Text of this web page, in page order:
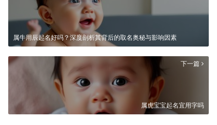
属牛用辰起名好吗？深度剖析其背后的取名奥秘与影响因素
下一篇
属虎宝宝起名宜用字吗